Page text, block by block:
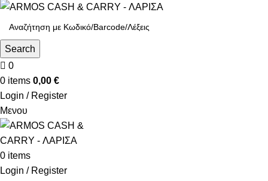
Search
0
0 items 0,00 €
Login / Register
Μενου
0 items
Login / Register